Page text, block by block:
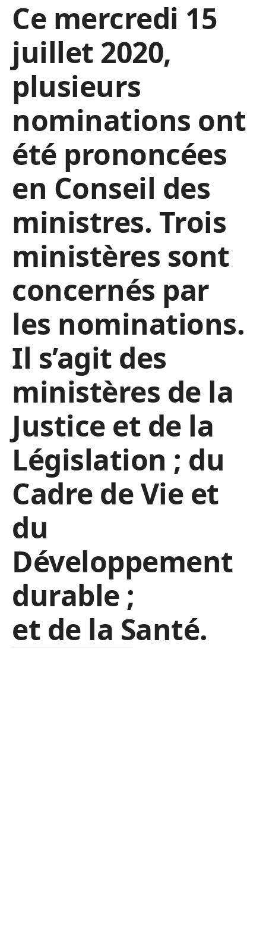
Ce mercredi 15
juillet 2020,
plusieurs
nominations ont
été prononcées
en Conseil des
ministres. Trois
ministères sont
concernés par
les nominations.
Il s’agit des
ministères de la
Justice et de la
Législation ; du
Cadre de Vie et
du
Développement
durable ;
et de la Santé.